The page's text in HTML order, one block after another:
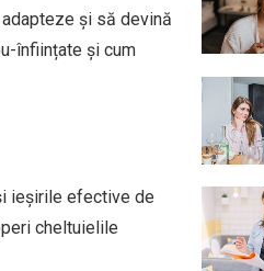
și să devină
înființate și cum
ieșirile efective de
cheltuielile